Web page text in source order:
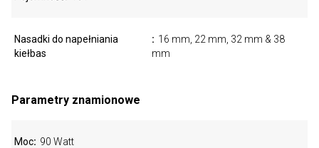
Nasadki do napełniania
kiełbas
16 mm, 22 mm, 32 mm & 38
mm
Parametry znamionowe
Moc 90 Watt